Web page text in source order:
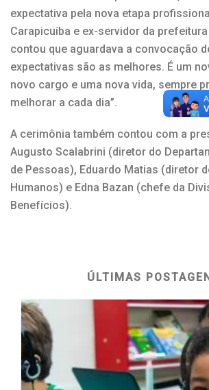
expectativa pela nova etapa
Carapicuíba e ex-servidor da
contou que aguardava a convocação
expectativas são as melhores. É um
novo cargo e uma nova vida, sempre
melhorar a cada dia”.
A cerimônia também contou com a
Augusto Scalabrini (diretor do
de Pessoas), Eduardo Matias (diretor
Humanos) e Edna Bazan (chefe da
Benefícios).
ÚLTIMAS